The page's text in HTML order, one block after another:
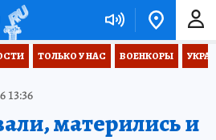
ТОЛЬКО У НАС ВОЕНКОРЫ
13:36
матерились и